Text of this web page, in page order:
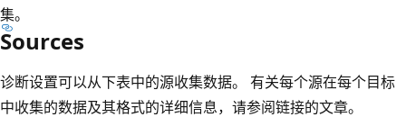
集。
Sources
诊断设置可以从下表中的源收集数据。 有关每个源在每个目标
中收集的数据及其格式的详细信息，请参阅链接的文章。